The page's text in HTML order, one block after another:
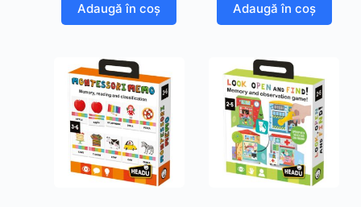
Adaugă în coș Adaugă în coș